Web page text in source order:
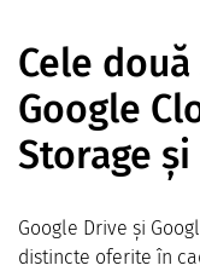
Cele
Google
Storage
Google Drive și
distincte oferite în